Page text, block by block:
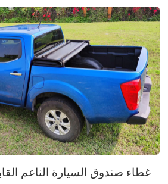
غطاء صندوق السيارة الناعم